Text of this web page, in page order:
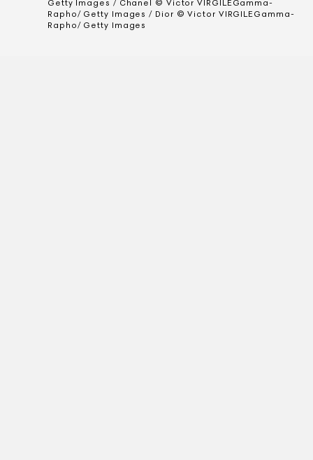
Getty Images / Chanel © Victor VIRGILEGamma-
Rapho/ Getty Images / Dior © Victor VIRGILEGamma-
Rapho/ Getty Images